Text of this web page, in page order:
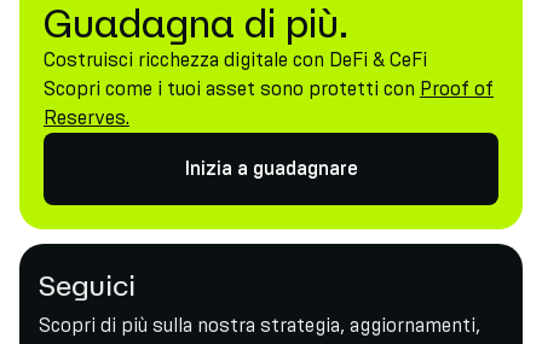
Guadagna di più.
Costruisci ricchezza digitale con DeFi & CeFi
Scopri come i tuoi asset sono protetti con Proof of
Reserves.
Inizia a guadagnare
Seguici
Scopri di più sulla nostra strategia, aggiornamenti,